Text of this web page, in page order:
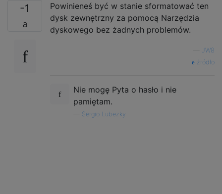
-1
Powinieneś być w stanie sformatować ten
dysk zewnętrzny za pomocą Narzędzia
dyskowego bez żadnych problemów.
JW8
źródło
Nie mogę Pyta o hasło i nie
pamiętam.
Sergio Lubezky